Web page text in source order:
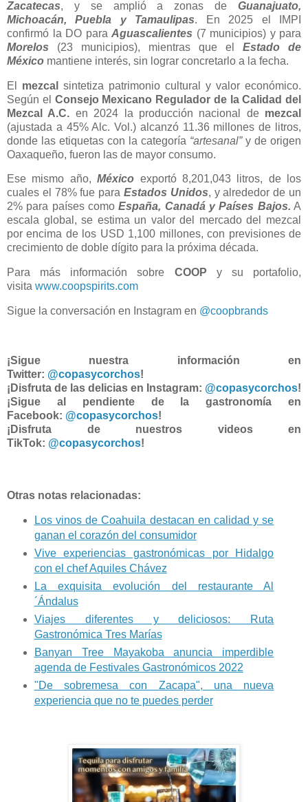
Zacatecas, y se amplió a zonas de Guanajuato,
Michoacán, Puebla y Tamaulipas. En 2025 el IMPI
confirmó la DO para Aguascalientes (7 municipios) y para
Morelos (23 municipios), mientras que el Estado de
México mantiene interés, sin lograr concretarlo a la fecha.
El mezcal
sintetiza patrimonio cultural y valor económico.
Según el Consejo Mexicano Regulador de la Calidad del
Mezcal A.C. en 2024 la producción nacional de mezcal
(ajustada a 45% Alc. Vol.) alcanzó 11.36 millones de litros,
donde las etiquetas con la categoría “artesanal”y de origen
Oaxaqueño, fueron las de mayor consumo.
Ese mismo año,México exportó 8,201,043 litros, de los
cuales el 78% fue para Estados Unidos, y alrededor de un
2% para países como España, Canadá y Países Bajos. A
escala global, se estima un valor del mercado del mezcal
por encima de los USD 1,100 millones, con previsiones de
crecimiento de doble dígito para la próxima década.
Para más información sobre COOP y su portafolio,
visita www.coopspirits.com
Sigue la conversación en Instagram en @coopbrands
¡Sigue nuestra información en
Twitter: @copasycorchos!
¡Disfruta de las delicias en Instagram: @copasycorchos!
¡Sigue al pendiente de la gastronomía en
Facebook: @copasycorchos!
¡Disfruta de nuestros videos en
TikTok: @copasycorchos!
Otras notas relacionadas:
Los vinos de Coahuila destacan en calidad y se
ganan el corazón del consumidor
Vive experiencias gastronómicas por Hidalgo
con el chef Aquiles Chávez
La exquisita evolución del restaurante Al
´Ándalus
Viajes diferentes y deliciosos: Ruta
Gastronómica Tres Marías
Banyan Tree Mayakoba anuncia imperdible
agenda de Festivales Gastronómicos 2022
"De sobremesa con Zacapa", una nueva
experiencia que no te puedes perder